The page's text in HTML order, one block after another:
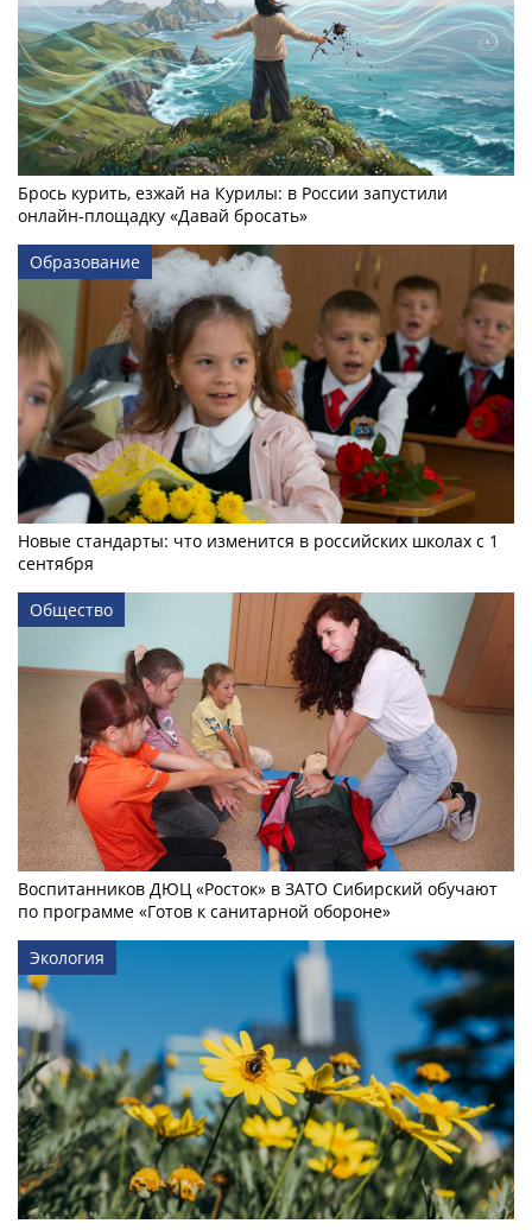
Брось курить, езжай на Курилы: в России запустили
онлайн-­площадку «Давай бросать»
Образование
Новые стандарты: что изменится в российских школах с 1
сентября
Общество
Воспитанников ДЮЦ «Росток» в ЗАТО Сибирский обучают
по программе «Готов к санитарной обороне»
Экология